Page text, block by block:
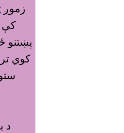
زموږ
کې
پښتنو
کوي
د